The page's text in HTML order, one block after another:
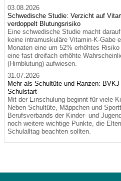
03.08.2026
Schwedische Studie: Verzicht auf
verdoppelt Blutungsrisiko
Eine schwedische Studie macht
keine intramuskuläre Vitamin-K-Gabe
Monaten eine um 52% erhöhtes
eine fast dreifach erhöhte
(Hirnblutung) aufwiesen.
31.07.2026
Mehr als Schultüte und Ranzen:
Schulstart
Mit der Einschulung beginnt für viele
Neben Schultüte, Mäppchen und
Berufsverbands der Kinder- und
noch weitere wichtige Punkte, die
Schulalltag beachten sollten.